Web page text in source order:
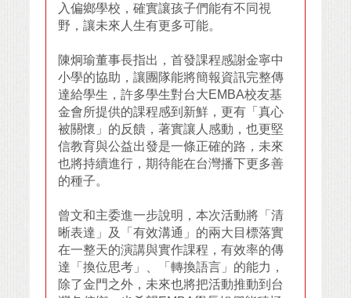
入偏鄉學校，確實讓孩子們能有不同視
野，讓未來人生有更多可能。
陳炯瑜董事長指出，首發課程感謝金寧中
小學的協助，讓團隊能將簡報資訊完整傳
達給學生，許多學生對台大EMBA校友基
金會所提供的課程感到新鮮，更有「真心
被關懷」的反饋，著實讓人感動，也更堅
信教育與公益出發是一條正確的路，未來
也將持續進行，期待能在台灣播下更多善
的種子。
曾文和主委進一步說明，本次活動將「清
晰表達」及「有效溝通」的兩大目標落實
在一整天的演講與實作課程，有效率的傳
達「換位思考」、「轉換語言」的能力，
除了金門之外，未來也將把活動推動到台